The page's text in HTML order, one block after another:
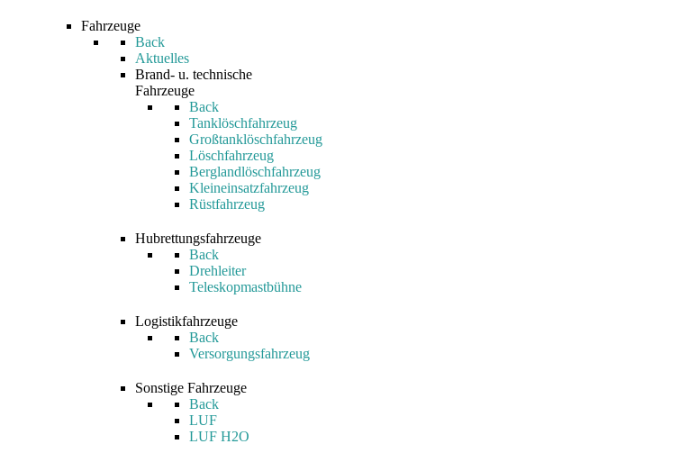
Fahrzeuge
Back
Aktuelles
Brand- u. technische
Fahrzeuge
Back
Tanklöschfahrzeug
Großtanklöschfahrzeug
Löschfahrzeug
Berglandlöschfahrzeug
Kleineinsatzfahrzeug
Rüstfahrzeug
Hubrettungsfahrzeuge
Back
Drehleiter
Teleskopmastbühne
Logistikfahrzeuge
Back
Versorgungsfahrzeug
Sonstige Fahrzeuge
Back
LUF
LUF H2O